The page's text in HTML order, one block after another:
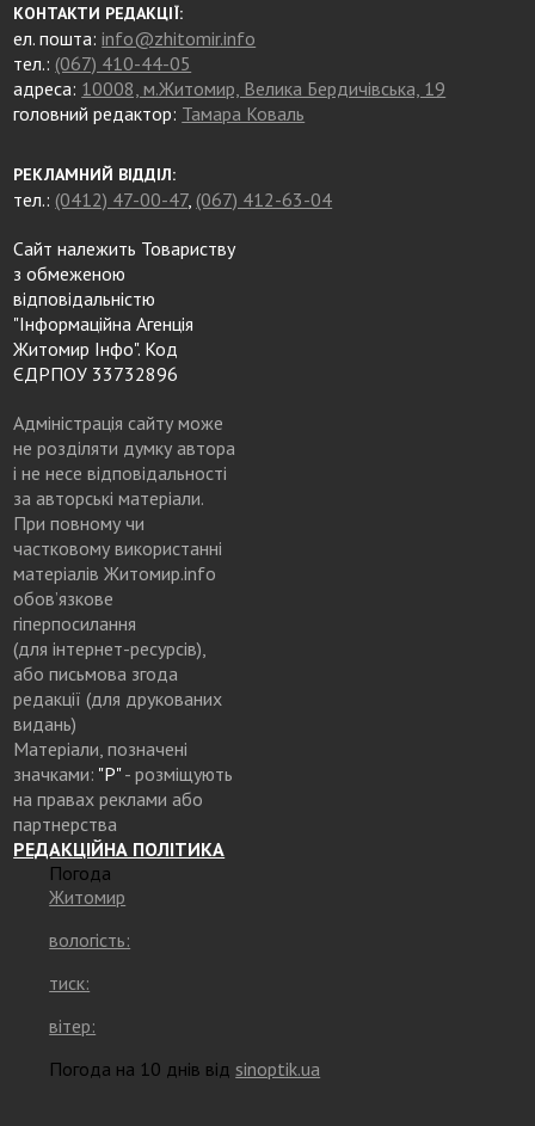
КОНТАКТИ РЕДАКЦІЇ:
ел. пошта:info@zhitomir.info
тел.: (067) 410-44-05
адреса: 10008, м.Житомир, Велика Бердичівська, 19
головний редактор: Тамара Коваль
РЕКЛАМНИЙ ВІДДІЛ:
тел.: (0412) 47-00-47, (067) 412-63-04
Сайт належить Товариству
з обмеженою
відповідальністю
"Інформаційна Агенція
Житомир Інфо". Код
ЄДРПОУ 33732896
Адміністрація сайту може
не розділяти думку автора
і не несе відповідальності
за авторські матеріали.
При повному чи
частковому використанні
матеріалів Житомир.info
обов’язкове
гіперпосилання
(для інтернет-ресурсів),
або письмова згода
редакції (для друкованих
видань)
Матеріали, позначені
значками: "Р"- розміщують
на правах реклами або
партнерства
РЕДАКЦІЙНА ПОЛІТИКА
Погода
Житомир
вологість:
тиск:
вітер:
Погода на 10 днів від sinoptik.ua